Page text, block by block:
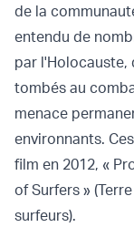
de la
entendu de
par l'Holocauste,
tombés au
menace
environnants.
film en 2012, «
of Surfers »
surfeurs).